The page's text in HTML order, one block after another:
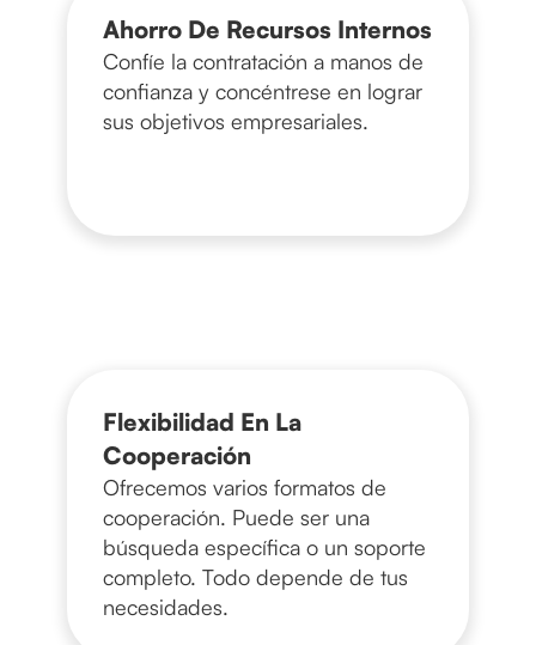
Ahorro De Recursos Internos
Confíe la contratación a manos de
confianza y concéntrese en lograr
sus objetivos empresariales.
Flexibilidad En La
Cooperación
Ofrecemos varios formatos de
cooperación. Puede ser una
búsqueda específica o un soporte
completo. Todo depende de tus
necesidades.